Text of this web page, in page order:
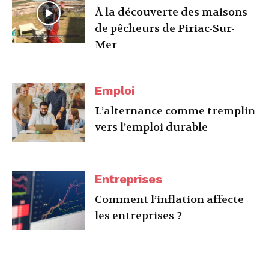
À la découverte des maisons
de pêcheurs de Piriac-Sur-
Mer
Emploi
L’alternance comme tremplin
vers l’emploi durable
Entreprises
Comment l’inflation affecte
les entreprises ?